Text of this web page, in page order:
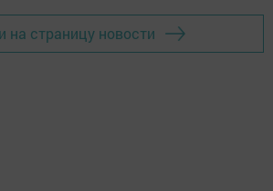
на страницу новости